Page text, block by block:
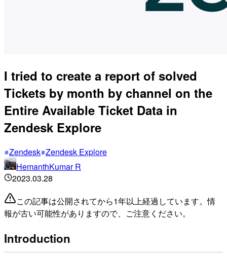
I tried to create a report of solved
Tickets by month by channel on the
Entire Available Ticket Data in
Zendesk Explore
Zendesk Zendesk Explore
HemanthKumar R
2023.03.28
この記事は公開されてから1年以上経過しています。情
報が古い可能性がありますので、ご注意ください。
Introduction